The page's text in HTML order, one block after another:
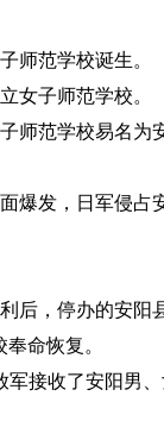
师范学校诞生。
女子师范学校。
师范学校易名为
爆发，日军侵占
后，停办的安阳
命恢复。
军接收了安阳男